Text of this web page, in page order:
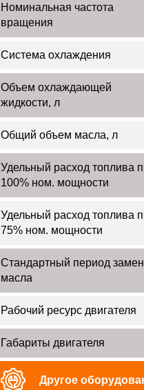
Номинальная частота
вращения
Система охлаждения
Объем охлаждающей
жидкости, л
Общий объем масла, л
Удельный расход топлива
100% ном. мощности
Удельный расход топлива
75% ном. мощности
Стандартный период
масла
Рабочий ресурс двигателя
Габариты двигателя
Другое